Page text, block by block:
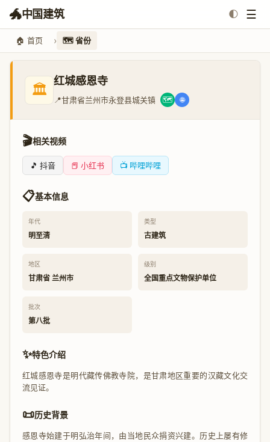
🐲中国建筑 🌓 ☰
🏠 首页 🗺️ 省份
🏛️ 红城感恩寺
📍甘肃省兰州市永登县城关镇 🗺️ 🌐
🎬相关视频
🎵 抖音 📕 小红书 📺 哔哩哔哩
📋基本信息
年代
明至清
类型
古建筑
地区
甘肃省 兰州市
级别
全国重点文物保护单位
批次
第八批
✨特色介绍
红城感恩寺是明代藏传佛教寺院，是甘肃地区重要的汉藏文化交
流见证。
📜历史背景
感恩寺始建于明弘治年间，由当地民众捐资兴建。历史上屡有修